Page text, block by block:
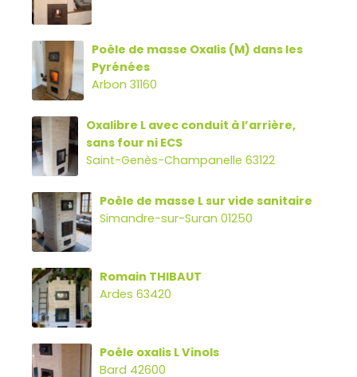
Poêle de masse Oxalis (M) dans les
Pyrénées
Arbon 31160
Oxalibre L avec conduit à l’arrière,
sans four ni ECS
Saint-Genès-Champanelle 63122
Poêle de masse L sur vide sanitaire
Simandre-sur-Suran 01250
Romain THIBAUT
Ardes 63420
Poêle oxalis L Vinols
Bard 42600